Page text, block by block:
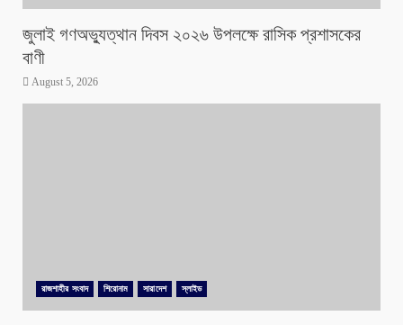
জুলাই গণঅভ্যুত্থান দিবস ২০২৬ উপলক্ষে রাসিক প্রশাসকের
বাণী
August 5, 2026
রাজশাহীর সংবাদ শিরোনাম সারাদেশ স্লাইড